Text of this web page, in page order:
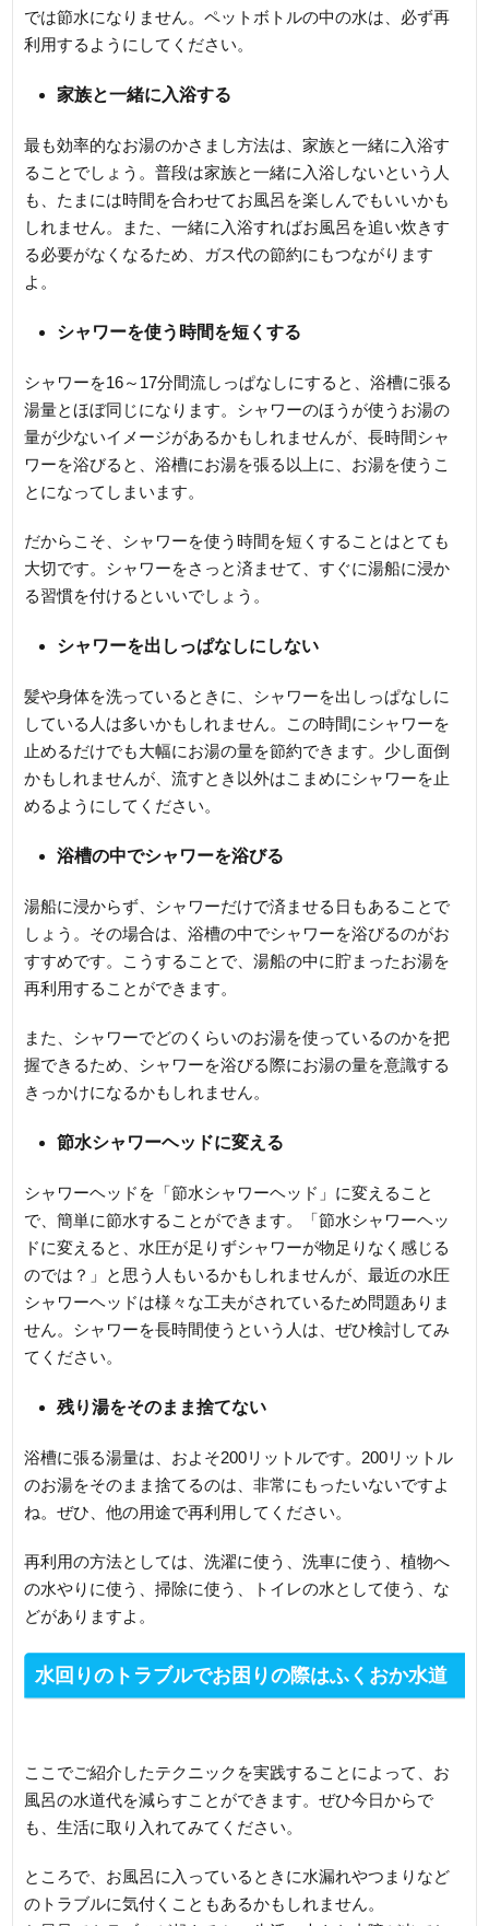
では節水になりません。ペットボトルの中の水は、必ず再
利用するようにしてください。
家族と一緒に入浴する
最も効率的なお湯のかさまし方法は、家族と一緒に入浴す
ることでしょう。普段は家族と一緒に入浴しないという人
も、たまには時間を合わせてお風呂を楽しんでもいいかも
しれません。また、一緒に入浴すればお風呂を追い炊きす
る必要がなくなるため、ガス代の節約にもつながります
よ。
シャワーを使う時間を短くする
シャワーを16～17分間流しっぱなしにすると、浴槽に張る
湯量とほぼ同じになります。シャワーのほうが使うお湯の
量が少ないイメージがあるかもしれませんが、長時間シャ
ワーを浴びると、浴槽にお湯を張る以上に、お湯を使うこ
とになってしまいます。
だからこそ、シャワーを使う時間を短くすることはとても
大切です。シャワーをさっと済ませて、すぐに湯船に浸か
る習慣を付けるといいでしょう。
シャワーを出しっぱなしにしない
髪や身体を洗っているときに、シャワーを出しっぱなしに
している人は多いかもしれません。この時間にシャワーを
止めるだけでも大幅にお湯の量を節約できます。少し面倒
かもしれませんが、流すとき以外はこまめにシャワーを止
めるようにしてください。
浴槽の中でシャワーを浴びる
湯船に浸からず、シャワーだけで済ませる日もあることで
しょう。その場合は、浴槽の中でシャワーを浴びるのがお
すすめです。こうすることで、湯船の中に貯まったお湯を
再利用することができます。
また、シャワーでどのくらいのお湯を使っているのかを把
握できるため、シャワーを浴びる際にお湯の量を意識する
きっかけになるかもしれません。
節水シャワーヘッドに変える
シャワーヘッドを「節水シャワーヘッド」に変えること
で、簡単に節水することができます。「節水シャワーヘッ
ドに変えると、水圧が足りずシャワーが物足りなく感じる
のでは？」と思う人もいるかもしれませんが、最近の水圧
シャワーヘッドは様々な工夫がされているため問題ありま
せん。シャワーを長時間使うという人は、ぜひ検討してみ
てください。
残り湯をそのまま捨てない
浴槽に張る湯量は、およそ200リットルです。200リットル
のお湯をそのまま捨てるのは、非常にもったいないですよ
ね。ぜひ、他の用途で再利用してください。
再利用の方法としては、洗濯に使う、洗車に使う、植物へ
の水やりに使う、掃除に使う、トイレの水として使う、な
どがありますよ。
水回りのトラブルでお困りの際はふくおか水道
ここでご紹介したテクニックを実践することによって、お
風呂の水道代を減らすことができます。ぜひ今日からで
も、生活に取り入れてみてください。
ところで、お風呂に入っているときに水漏れやつまりなど
のトラブルに気付くこともあるかもしれません。